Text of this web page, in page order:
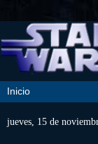
jueves, 15 de